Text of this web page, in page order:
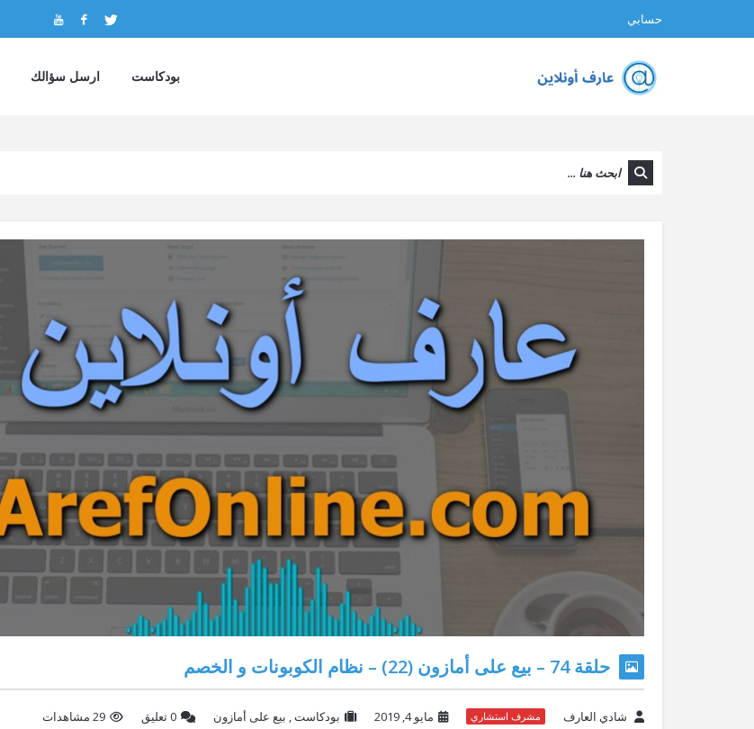
حسابي
بودكاست ارسل سؤالك
حلقة 74 – بيع على أمازون (22) – نظام الكوبونات و الخصم
شادي العارف مشرف استشاري مايو 4, 2019 بودكاست, بيع على أمازون ‫0 تعليق 29 مشاهدات